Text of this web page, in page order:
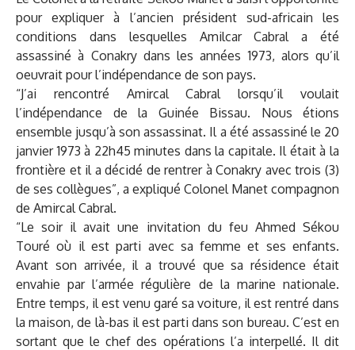
pour expliquer à l’ancien président sud-africain les
conditions dans lesquelles Amilcar Cabral a été
assassiné à Conakry dans les années 1973, alors qu’il
oeuvrait pour l’indépendance de son pays.
“J’ai rencontré Amircal Cabral lorsqu’il voulait
l’indépendance de la Guinée Bissau. Nous étions
ensemble jusqu’à son assassinat. Il a été assassiné le 20
janvier 1973 à 22h45 minutes dans la capitale. Il était à la
frontière et il a décidé de rentrer à Conakry avec trois (3)
de ses collègues”, a expliqué Colonel Manet compagnon
de Amircal Cabral.
“Le soir il avait une invitation du feu Ahmed Sékou
Touré où il est parti avec sa femme et ses enfants.
Avant son arrivée, il a trouvé que sa résidence était
envahie par l’armée régulière de la marine nationale.
Entre temps, il est venu garé sa voiture, il est rentré dans
la maison, de là-bas il est parti dans son bureau. C’est en
sortant que le chef des opérations l’a interpellé. Il dit